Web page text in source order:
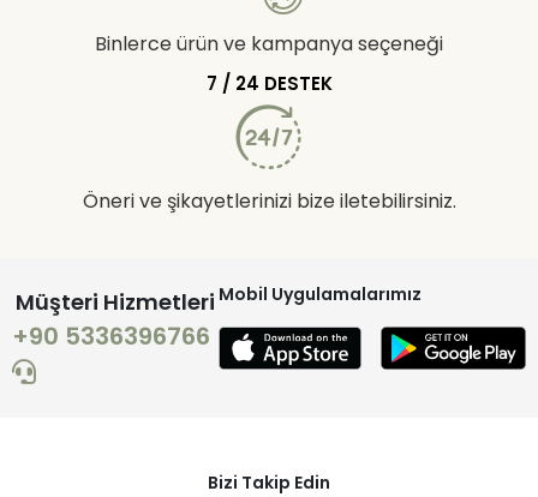
Binlerce ürün ve kampanya seçeneği
7 / 24 DESTEK
Öneri ve şikayetlerinizi bize iletebilirsiniz.
Müşteri Hizmetleri
+90 5336396766
Mobil Uygulamalarımız
Bizi Takip Edin